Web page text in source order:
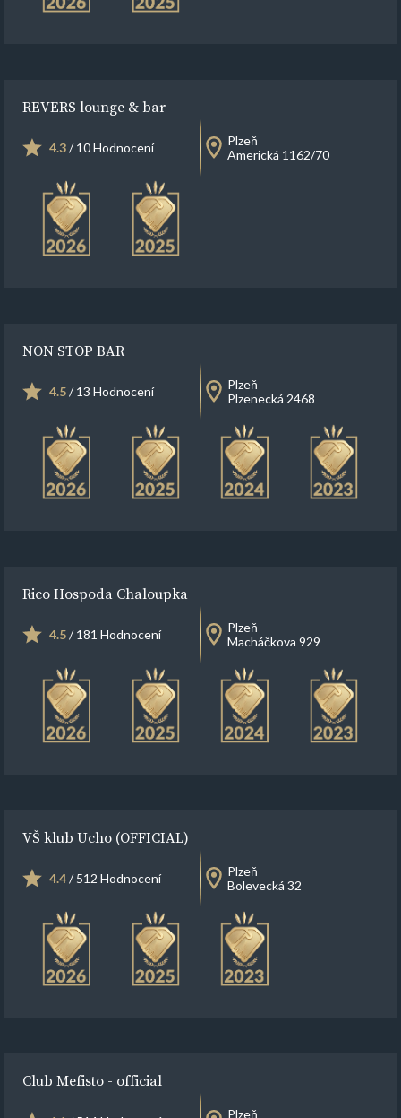
REVERS lounge & bar
4.3/ 10 Hodnocení
Plzeň
Americká 1162/70
NON STOP BAR
4.5/ 13 Hodnocení
Plzeň
Plzenecká 2468
Rico Hospoda Chaloupka
4.5/ 181 Hodnocení
Plzeň
Macháčkova 929
VŠ klub Ucho (OFFICIAL)
4.4/ 512 Hodnocení
Plzeň
Bolevecká 32
Club Mefisto - official
Plzeň